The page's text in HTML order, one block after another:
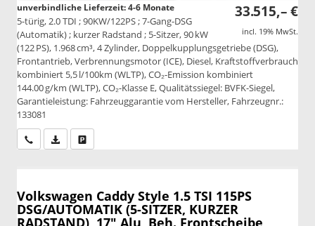
33.515,– €
incl. 19% MwSt.
unverbindliche Lieferzeit: 4-6 Monate
5-türig, 2.0 TDI ; 90KW/122PS ; 7-Gang-DSG
(Automatik) ; kurzer Radstand ; 5-Sitzer, 90 kW
(122 PS), 1.968 cm³, 4 Zylinder, Doppelkupplungsgetriebe (DSG),
Frontantrieb, Verbrennungsmotor (ICE), Diesel, Kraftstoffverbrauch
kombiniert 5,5 l/100km (WLTP), CO₂-Emission kombiniert
144.00 g/km (WLTP), CO₂-Klasse E, Qualitätssiegel: BVFK-Siegel,
Garantieleistung: Fahrzeuggarantie vom Hersteller, Fahrzeugnr.:
133081
Wir rufen Sie anPDF-Datei, Fahrzeugexposé drucken
Volkswagen Caddy Style 1.5 TSI 115PS
DSG/AUTOMATIK (5-SITZER, KURZER
RADSTAND), 17" Alu, Beh. Frontscheibe,